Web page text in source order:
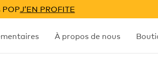
J’EN PROFITE
À propos de nous